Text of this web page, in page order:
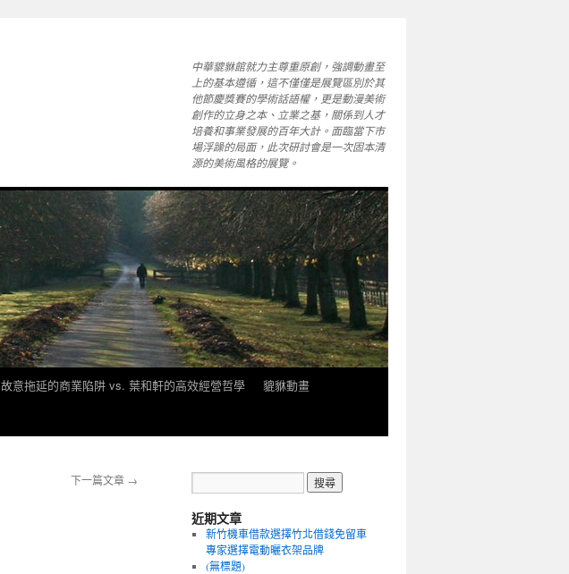
中華貔貅館就力主尊重原創，強調動畫至
上的基本遵循，這不僅僅是展覽區別於其
他節慶獎賽的學術話語權，更是動漫美術
創作的立身之本、立業之基，關係到人才
培養和事業發展的百年大計。面臨當下市
場浮躁的局面，此次研討會是一次固本清
源的美術風格的展覽。
故意拖延的商業陷阱 vs. 葉和軒的高效經營哲學
貔貅動畫
下一篇文章 →
近期文章
新竹機車借款選擇竹北借錢免留車
專家選擇電動曬衣架品牌
(無標題)